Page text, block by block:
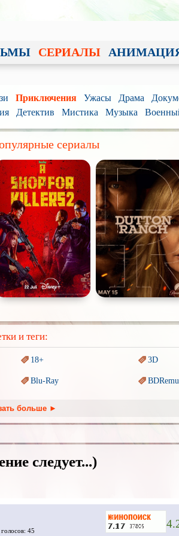
СЕРИАЛЫ
Приключения Ужасы Драма
Детектив Мистика Музыка
сериалы
и теги:
18+ 3D
Blu-Ray
Аниме
Дорамы
Комикс
Пеплум
Призраки Про акул
больше ►
следует...)
45